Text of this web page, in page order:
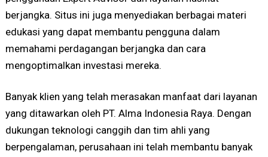
berjangka. Situs ini juga menyediakan berbagai materi
edukasi yang dapat membantu pengguna dalam
memahami perdagangan berjangka dan cara
mengoptimalkan investasi mereka.
Banyak klien yang telah merasakan manfaat dari layanan
yang ditawarkan oleh PT. Alma Indonesia Raya. Dengan
dukungan teknologi canggih dan tim ahli yang
berpengalaman, perusahaan ini telah membantu banyak